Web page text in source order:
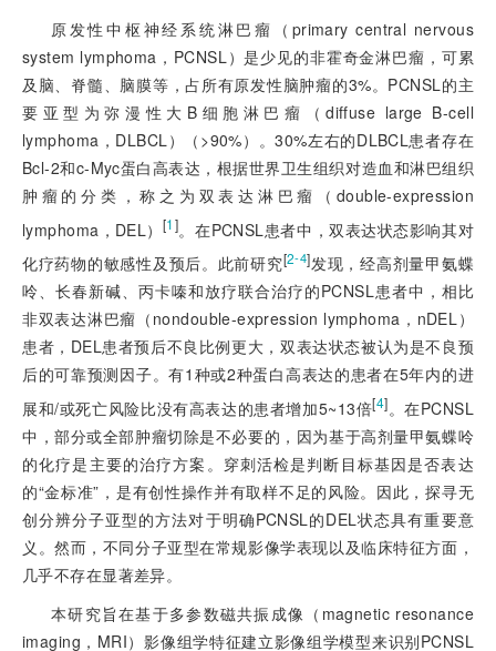
原发性中枢神经系统淋巴瘤（primary central nervous
system lymphoma，PCNSL）是少见的非霍奇金淋巴瘤，可累
及脑、脊髓、脑膜等，占所有原发性脑肿瘤的3%。PCNSL的主
要亚型为弥漫性大B细胞淋巴瘤（diffuse large B-cell
lymphoma，DLBCL）（ >90%）。30%左右的DLBCL患者存在
Bcl-2和c-Myc蛋白高表达，根据世界卫生组织对造血和淋巴组织
肿瘤的分类，称之为双表达淋巴瘤（double-expression
lymphoma，DEL）[1]。在PCNSL患者中，双表达状态影响其对
化疗药物的敏感性及预后。此前研究[2-4]发现，经高剂量甲氨蝶
呤、长春新碱、丙卡嗪和放疗联合治疗的PCNSL患者中，相比
非双表达淋巴瘤（nondouble-expression lymphoma，nDEL）
患者，DEL患者预后不良比例更大，双表达状态被认为是不良预
后的可靠预测因子。有1种或2种蛋白高表达的患者在5年内的进
展和/或死亡风险比没有高表达的患者增加5~13倍[4]。在PCNSL
中，部分或全部肿瘤切除是不必要的，因为基于高剂量甲氨蝶呤
的化疗是主要的治疗方案。穿刺活检是判断目标基因是否表达
的“金标准”，是有创性操作并有取样不足的风险。因此，探寻无
创分辨分子亚型的方法对于明确PCNSL的DEL状态具有重要意
义。然而，不同分子亚型在常规影像学表现以及临床特征方面，
几乎不存在显著差异。
本研究旨在基于多参数磁共振成像（magnetic resonance
imaging，MRI）影像组学特征建立影像组学模型来识别PCNSL